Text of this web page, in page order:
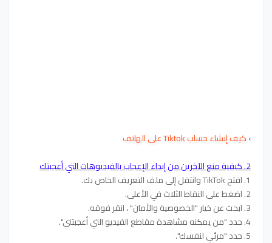
›كيف إنشاء حسابTiktok على الهاتف
2. كيفية منع الآخرين من إبداء الإعجاب بالفيديوهات التي أعجبتك
1. افتح TikTok وانتقل إلى ملف التعريف الخاص بك.
2. اضغط على النقاط الثلاث في الأعلى.
3. ابحث عن خيار "الخصوصية والأمان" ، انقر فوقه.
4. حدد "من يمكنه مشاهدة مقاطع الفيديو التي أعجبتني".
5. حدد "مرئي لنفسك".